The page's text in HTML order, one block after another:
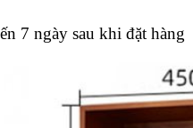
7 ngày sau khi đặt hàng